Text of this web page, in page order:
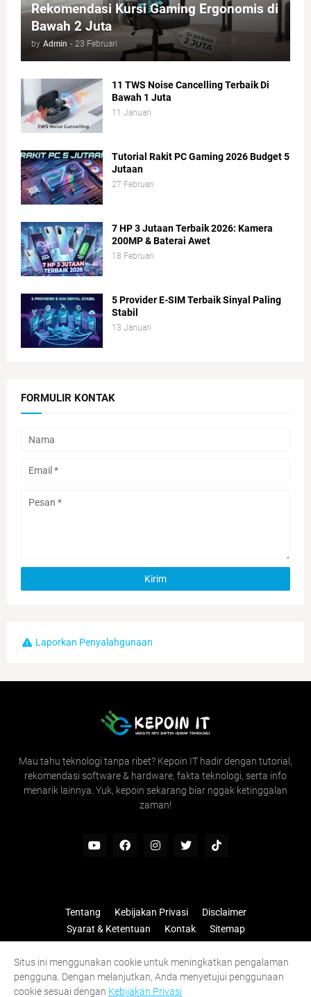
Rekomendasi Kursi Gaming Ergonomis di
Bawah 2 Juta
by Admin - 23 Februari
11 TWS Noise Cancelling Terbaik Di
Bawah 1 Juta
11 Januari
Tutorial Rakit PC Gaming 2026 Budget 5
Jutaan
27 Februari
7 HP 3 Jutaan Terbaik 2026: Kamera
200MP & Baterai Awet
18 Februari
5 Provider E-SIM Terbaik Sinyal Paling
Stabil
13 Januari
FORMULIR KONTAK
Laporkan Penyalahgunaan
Mau tahu teknologi tanpa ribet? Kepoin IT hadir dengan tutorial,
rekomendasi software & hardware, fakta teknologi, serta info
menarik lainnya. Yuk, kepoin sekarang biar nggak ketinggalan
zaman!
Tentang Kebijakan Privasi
Disclaimer
Syarat & Ketentuan
Kontak Sitemap
Situs ini menggunakan cookie untuk meningkatkan pengalaman
pengguna. Dengan melanjutkan, Anda menyetujui penggunaan
cookie sesuai dengan Kebijakan Privasi